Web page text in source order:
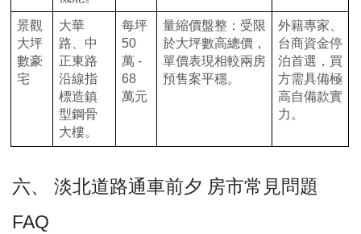
景觀
大坪
數豪
宅
大華
路、中
正東路
沿線指
標造鎮
型鋼骨
大樓。
每坪
50
萬 -
68
萬元
量縮價盤整：受限
於大坪數高總價，
單價表現相較兩房
預售案平穩。
外籍專家、
台商資金停
泊首選，買
方需具備極
高自備款實
力。
六、 淡北道路通車前夕 房市常見問題
FAQ